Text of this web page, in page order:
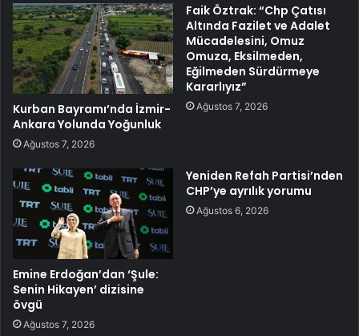
Kurban Bayramı’nda İzmir-
Ankara Yolunda Yoğunluk
Ağustos 7, 2026
Faik Öztrak: “Chp Çatısı
Altında Fazilet ve Adalet
Mücadelesini, Omuz
Omuza, Eksilmeden,
Eğilmeden Sürdürmeye
Kararlıyız”
Ağustos 7, 2026
Emine Erdoğan’dan ‘Şule:
Senin Hikayen’ dizisine
övgü
Ağustos 7, 2026
Yeniden Refah Partisi’nden
CHP’ye ayrılık yorumu
Ağustos 6, 2026